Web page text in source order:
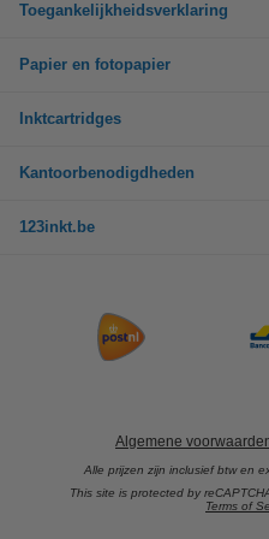
Toegankelijkheidsverklaring
Papier en fotopapier
Inktcartridges
Kantoorbenodigdheden
123inkt.be
Algemene
Alle prijzen zijn inclusief btw en
This site is protected by
Terms of